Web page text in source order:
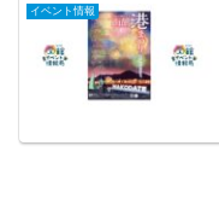
イベント情報